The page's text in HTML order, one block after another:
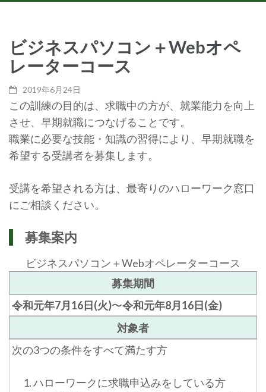
ビジネスパソコン＋Webオペ
レーターコース
2019年6月24日
この訓練の目的は、求職中の方が、就業能力を向上
させ、早期就職につなげることです。
職業に必要な技能・知識の習得により、早期就職を
希望する受講者を募集します。
受講を希望される方は、最寄りのハローワーク窓口
にご相談ください。
募集案内
ビジネスパソコン＋Webオペレーターコース
募集期間
令和元年7月16日(火)〜令和元年8月16日(金)
対象者
次の3つの条件をすべて満たす方
ハローワークに求職申込みをしている方